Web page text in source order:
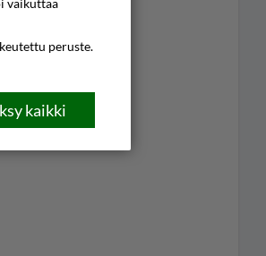
vaikuttaa
peruste.
kaikki